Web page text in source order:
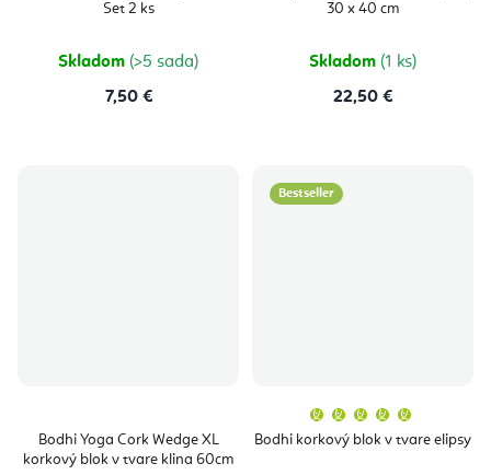
Set 2 ks
Skladom (>5 sada)
7,50 €
30 x 40 cm
Skladom (1 ks)
22,50 €
Bodhi Yoga Cork Wedge XL
korkový blok v tvare klina 60cm
Bestseller
Bodhi korkový blok v tvare elipsy
produktu
je